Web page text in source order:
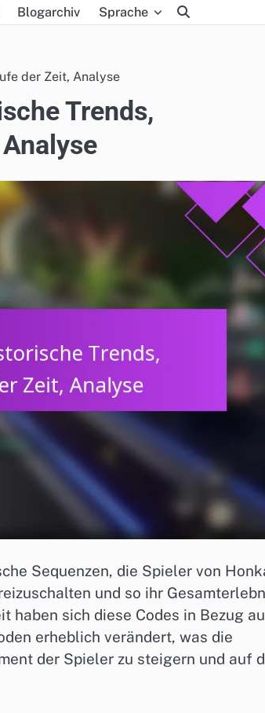
Blogarchiv Sprache
der Zeit, Analyse
Trends,
Sequenzen, die Spieler von
und so ihr
haben sich diese Codes in Bezug
erheblich verändert, was die
der Spieler zu steigern und auf